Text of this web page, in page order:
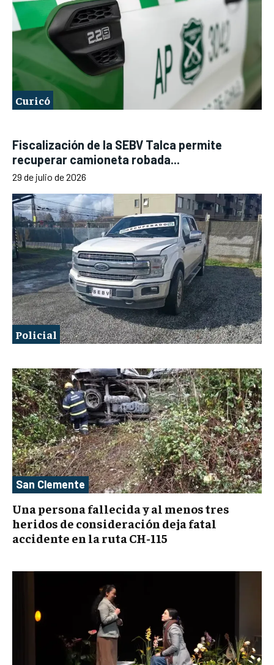
Curicó
Fiscalización de la SEBV Talca permite
recuperar camioneta robada...
29 de julio de 2026
Policial
San Clemente
Una persona fallecida y al menos tres
heridos de consideración deja fatal
accidente en la ruta CH-115